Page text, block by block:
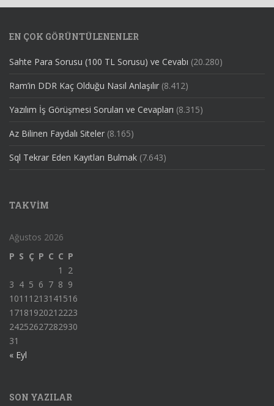
EN ÇOK GÖRÜNTÜLENENLER
Sahte Para Sorusu (100 TL Sorusu) ve Cevabı (20.280)
Ram’in DDR Kaç Olduğu Nasıl Anlaşılır (8.412)
Yazılım İş Görüşmesi Soruları ve Cevapları (8.315)
Az Bilinen Faydalı Siteler (8.165)
Sql Tekrar Eden Kayıtları Bulmak (7.643)
TAKVIM
Ağustos 2026
P S Ç P C C P
1
2
3 4 5 6 7 8 9
1011 1213141516
1718192021 2223
24252627282930
31
« Eyl
SON YAZILAR